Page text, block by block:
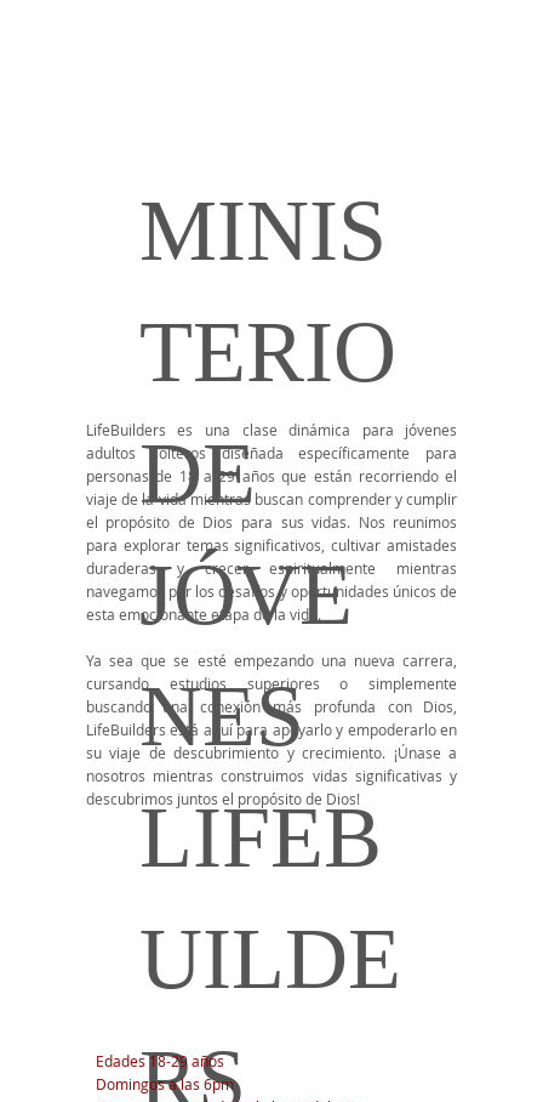
LifeBuilders es una clase dinámica para jóvenes
adultos solteros diseñada específicamente para
personas de 18 a 29 años que están recorriendo el
viaje de la vida mientras buscan comprender y cumplir
el propósito de Dios para sus vidas. Nos reunimos
para explorar temas significativos, cultivar amistades
duraderas y crecer espiritualmente mientras
navegamos por los desafíos y oportunidades únicos de
esta emocionante etapa de la vida.
Ya sea que se esté empezando una nueva carrera,
cursando estudios superiores o simplemente
buscando una conexión más profunda con Dios,
LifeBuilders está aquí para apoyarlo y empoderarlo en
su viaje de descubrimiento y crecimiento. ¡Únase a
nosotros mientras construimos vidas significativas y
descubrimos juntos el propósito de Dios!
MINIS
TERIO
DE
JÓVE
NES
LIFEB
UILDE
RS
Edades 18-29 años
Domingos a las 6pm